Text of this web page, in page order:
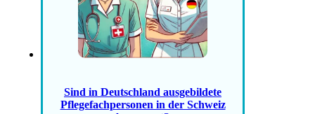
Sind in Deutschland ausgebildete
Pflegefachpersonen in der Schweiz